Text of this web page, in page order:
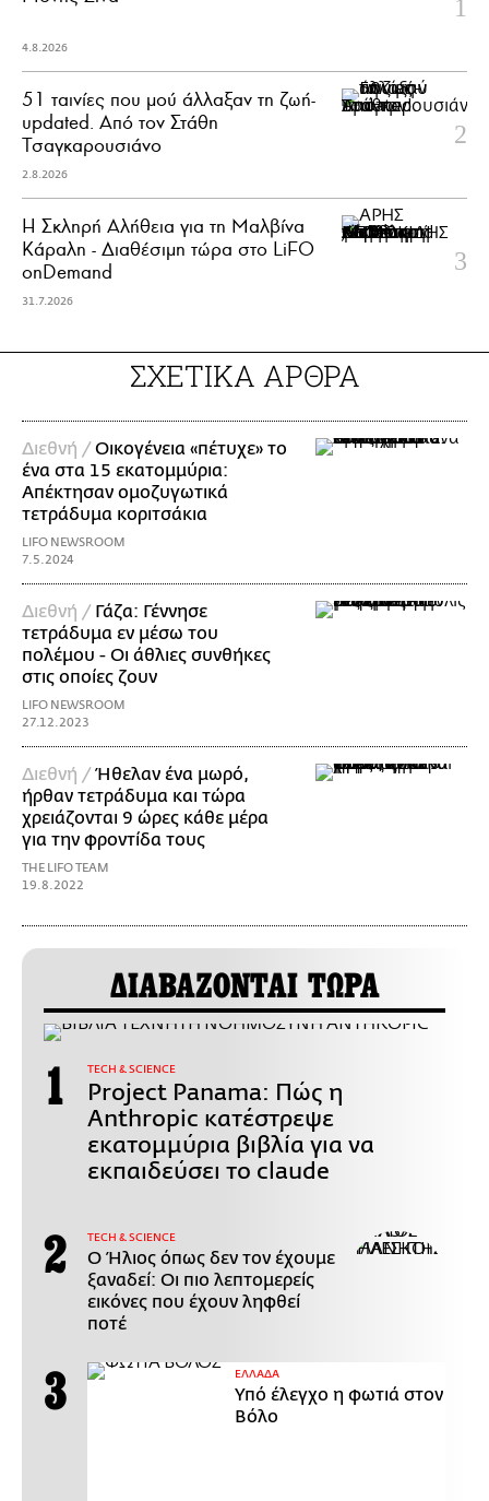
4.8.2026
51 ταινίες που μού άλλαξαν τη ζωή-
updated. Aπό τον Στάθη
Τσαγκαρουσιάνο
2.8.2026
Η Σκληρή Αλήθεια για τη Μαλβίνα
Κάραλη - Διαθέσιμη τώρα στo LiFO
onDemand
31.7.2026
ΣΧΕΤΙΚΑ ΑΡΘΡΑ
Διεθνή /Οικογένεια «πέτυχε» το
ένα στα 15 εκατομμύρια:
Απέκτησαν ομοζυγωτικά
τετράδυμα κοριτσάκια
LIFO NEWSROOM
7.5.2024
Διεθνή / Γάζα: Γέννησε
τετράδυμα εν μέσω του
πολέμου - Οι άθλιες συνθήκες
στις οποίες ζουν
LIFO NEWSROOM
27.12.2023
Διεθνή /Ήθελαν ένα μωρό,
ήρθαν τετράδυμα και τώρα
χρειάζονται 9 ώρες κάθε μέρα
για την φροντίδα τους
THE LIFO TEAM
19.8.2022
ΔΙΑΒΑΖΟΝΤΑΙ ΤΩΡΑ
ΤECH & SCIENCE
Project Panama: Πώς η
Anthropic κατέστρεψε
εκατομμύρια βιβλία για να
εκπαιδεύσει το claude
ΤECH & SCIENCE
Ο Ήλιος όπως δεν τον έχουμε
ξαναδεί: Οι πιο λεπτομερείς
εικόνες που έχουν ληφθεί
ποτέ
ΕΛΛΑΔΑ
Υπό έλεγχο η φωτιά στον
Βόλο